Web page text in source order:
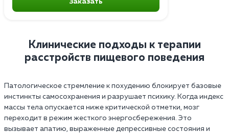
Заказать
Клинические подходы к терапии
расстройств пищевого поведения
Патологическое стремление к похудению блокирует базовые
инстинкты самосохранения и разрушает психику. Когда индекс
массы тела опускается ниже критической отметки, мозг
переходит в режим жесткого энергосбережения. Это
вызывает апатию, выраженные депрессивные состояния и